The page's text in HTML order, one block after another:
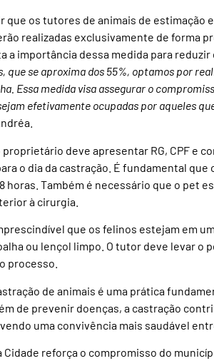
que os tutores de animais de
realizadas exclusivamente de forma
a importância dessa medida para reduzir
que se aproxima dos 55%, optamos por
Essa medida visa assegurar o
efetivamente ocupadas por aqueles
proprietário deve apresentar RG, CPF e
o dia da castração. É fundamental que
horas. Também é necessário que o pet
à cirurgia.
que os felinos estejam em
ou lençol limpo. O tutor deve levar o
processo.
de animais é uma prática
de prevenir doenças, a castração
uma convivência mais saudável
Cidade reforça o compromisso do